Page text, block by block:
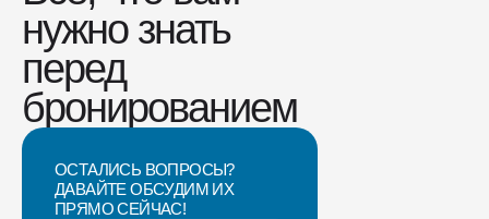
нужно знать
перед
бронированием
ОСТАЛИСЬ ВОПРОСЫ?
ДАВАЙТЕ ОБСУДИМ ИХ
ПРЯМО СЕЙЧАС!